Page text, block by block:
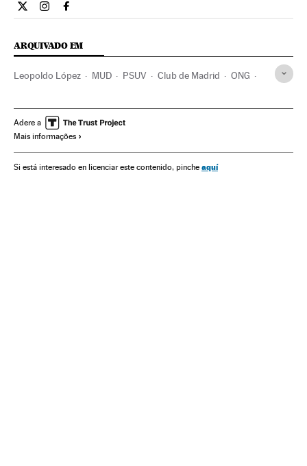
Internacional El País Brasil en Twitter
Internacional El País Brasil en Instagram
Internacional El País Brasil en Facebook
ARQUIVADO EM
Leopoldo López MUD PSUV Club de Madrid ONG
Voluntad Popular Oposição política
América do Sul
Adere a
Mais informações
Si está interesado en licenciar este contenido, pinche aquí